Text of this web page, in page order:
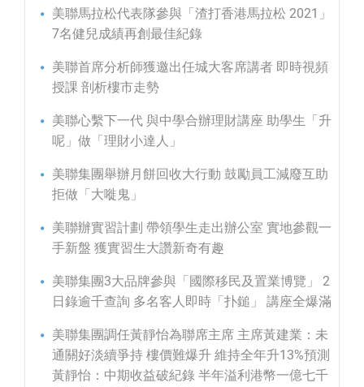
美聯馬拉松代表隊參與「渣打香港馬拉松 2021」
7名健兒成績再創最佳紀錄
美聯首席分析師獲邀出任城大客席講者 即時視頻
授課 剖析樓市走勢
美聯心繫下一代 與中學合辦理財講座 助學生「升
呢」做「理財小達人」
美聯集團舉辦月餅回收大行動 鼓勵員工減廢互助
拒做「大嘥鬼」
美聯辦實習計劃 帶領學生走出辦公室 實地參觀一
手新盤 獲實習生大讚新奇有趣
美聯集團3大品牌參與「國際移民及置業博覽」 2
日錄逾千查詢 多名客人即時「扑鎚」 講座全爆滿
美聯集團調任黃靜怡為聯席主席 主席黃建業：未
通關好淡續爭持 樓價難爆升 維持全年升13%預測
黃靜怡：中期收益破紀錄 半年溢利港幣一億七千